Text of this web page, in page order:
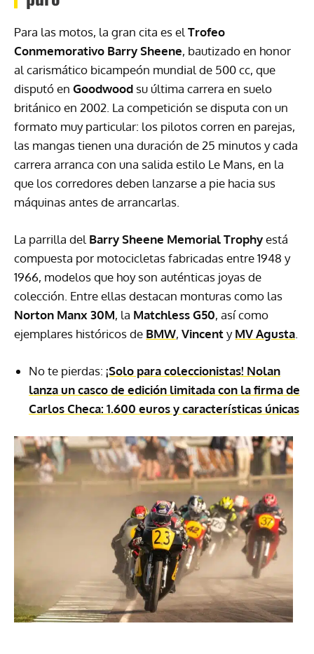
Para las motos, la gran cita es elTrofeo
Conmemorativo Barry Sheene, bautizado en honor
al carismático bicampeón mundial de 500 cc, que
disputó en Goodwood su última carrera en suelo
británico en 2002. La competición se disputa con un
formato muy particular: los pilotos corren en parejas,
las mangas tienen una duración de 25 minutos y cada
carrera arranca con una salida estilo Le Mans, en la
que los corredores deben lanzarse a pie hacia sus
máquinas antes de arrancarlas.
La parrilla del Barry Sheene Memorial Trophyestá
compuesta por motocicletas fabricadas entre 1948 y
1966, modelos que hoy son auténticas joyas de
colección. Entre ellas destacan monturas como las
Norton Manx 30M, la Matchless G50, así como
ejemplares históricos de BMW, VincentyMV Agusta.
No te pierdas: ¡Solo para coleccionistas! Nolan
lanza un casco de edición limitada con la firma de
Carlos Checa: 1.600 euros y características únicas